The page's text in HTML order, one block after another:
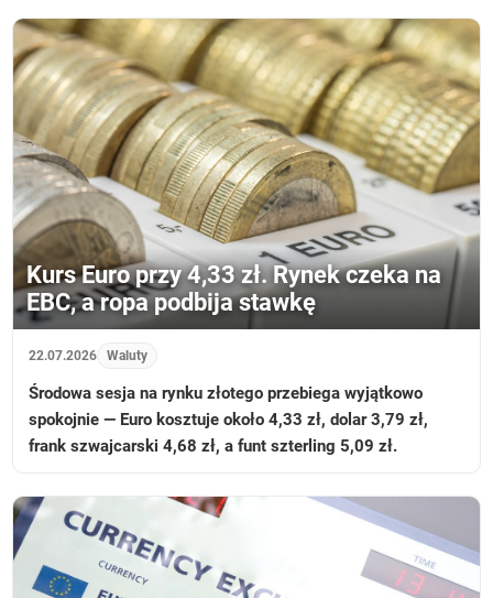
Kurs Euro przy 4,33 zł. Rynek czeka na
EBC, a ropa podbija stawkę
22.07.2026 Waluty
Środowa sesja na rynku złotego przebiega wyjątkowo
spokojnie — Euro kosztuje około 4,33 zł, dolar 3,79 zł,
frank szwajcarski 4,68 zł, a funt szterling 5,09 zł.